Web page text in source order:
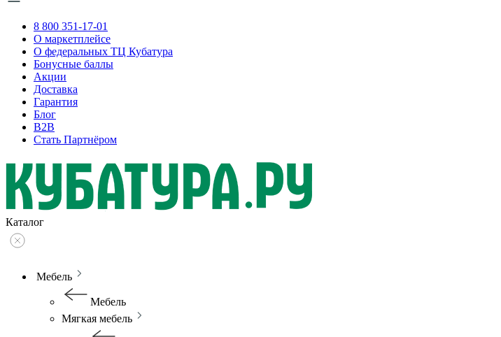
8 800 351-17-01
О маркетплейсе
О федеральных ТЦ Кубатура
Бонусные баллы
Акции
Доставка
Гарантия
Блог
B2B
Стать Партнёром
Каталог
Мебель
Мебель
Мягкая мебель